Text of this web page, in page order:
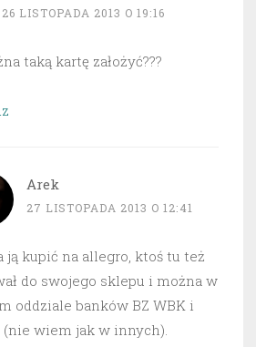
26 LISTOPADA 2013 O 19:16
taką kartę założyć???
Arek
27 LISTOPADA 2013 O 12:41
ją kupić na allegro, ktoś tu też
do swojego sklepu i można w
oddziale banków BZ WBK i
(nie wiem jak w innych).